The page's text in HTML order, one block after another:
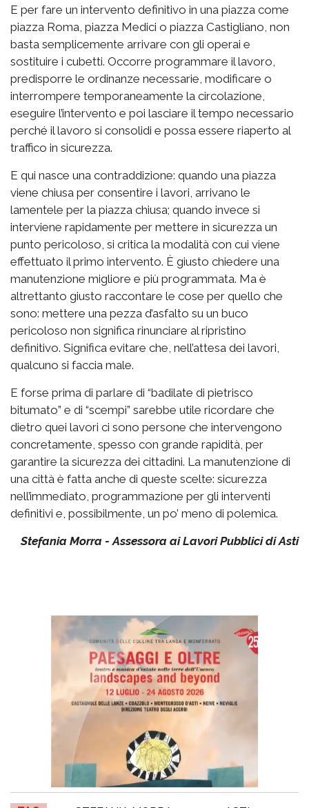
E per fare un intervento definitivo in una piazza come
piazza Roma, piazza Medici o piazza Castigliano, non
basta semplicemente arrivare con gli operai e
sostituire i cubetti. Occorre programmare il lavoro,
predisporre le ordinanze necessarie, modificare o
interrompere temporaneamente la circolazione,
eseguire l’intervento e poi lasciare il tempo necessario
perché il lavoro si consolidi e possa essere riaperto al
traffico in sicurezza.
E qui nasce una contraddizione: quando una piazza
viene chiusa per consentire i lavori, arrivano le
lamentele per la piazza chiusa; quando invece si
interviene rapidamente per mettere in sicurezza un
punto pericoloso, si critica la modalità con cui viene
effettuato il primo intervento. È giusto chiedere una
manutenzione migliore e più programmata. Ma è
altrettanto giusto raccontare le cose per quello che
sono: mettere una pezza d’asfalto su un buco
pericoloso non significa rinunciare al ripristino
definitivo. Significa evitare che, nell’attesa dei lavori,
qualcuno si faccia male.
E forse prima di parlare di “badilate di pietrisco
bitumato” e di “scempi” sarebbe utile ricordare che
dietro quei lavori ci sono persone che intervengono
concretamente, spesso con grande rapidità, per
garantire la sicurezza dei cittadini. La manutenzione di
una città è fatta anche di queste scelte: sicurezza
nell’immediato, programmazione per gli interventi
definitivi e, possibilmente, un po’ meno di polemica.
Stefania Morra - Assessora ai Lavori Pubblici di Asti